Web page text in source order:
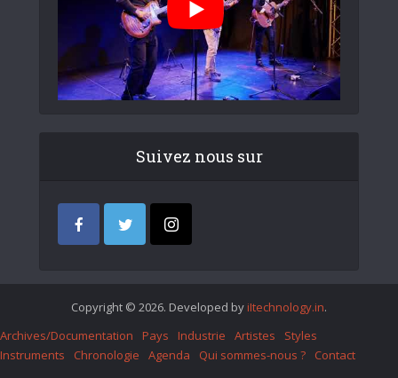
Suivez nous sur
Copyright © 2026. Developed by iItechnology.in.
Archives/Documentation
Pays Industrie Artistes
Styles
Instruments
Chronologie Agenda Qui sommes-nous ? Contact